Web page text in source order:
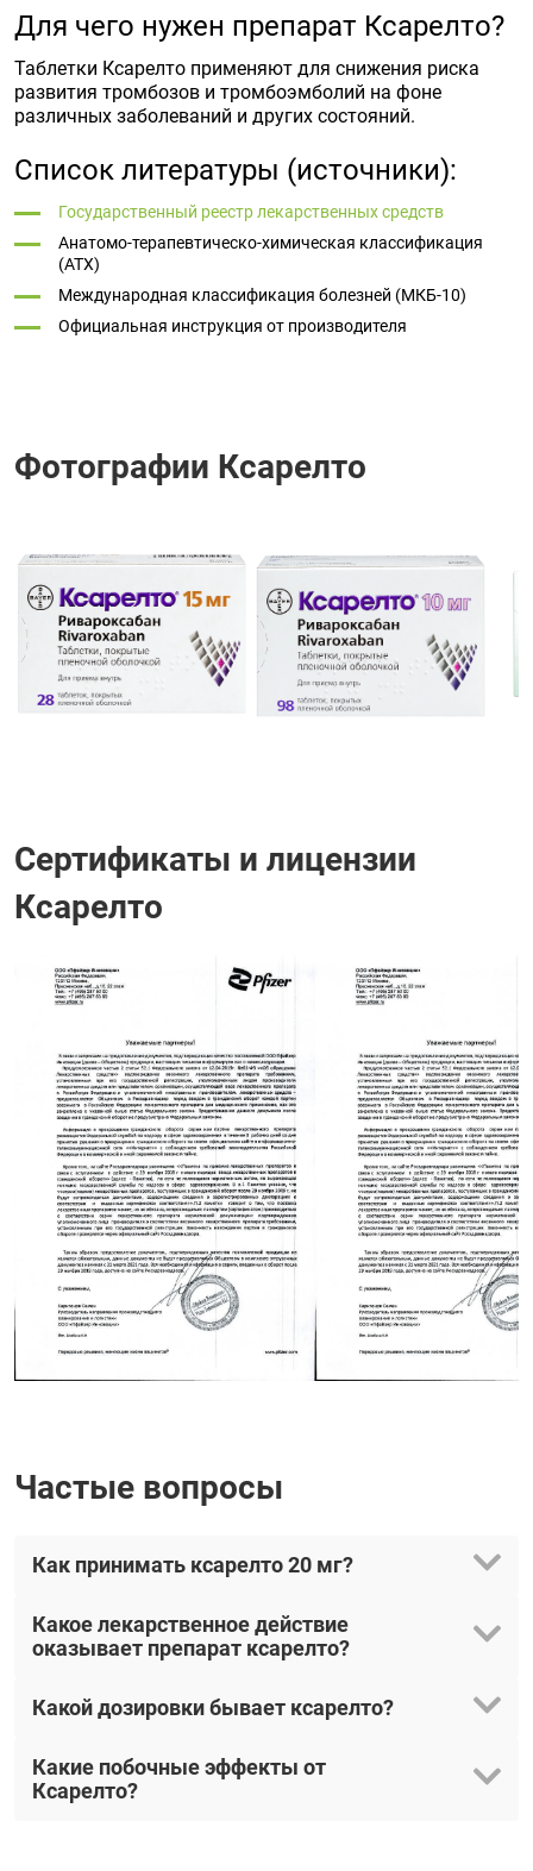
Для чего нужен препарат Ксарелто?
Таблетки Ксарелто применяют для снижения риска
развития тромбозов и тромбоэмболий на фоне
различных заболеваний и других состояний.
Список литературы (источники):
Государственный реестр лекарственных средств
Анатомо-терапевтическо-химическая классификация
(ATX)
Международная классификация болезней (МКБ-10)
Официальная инструкция от производителя
Фотографии Ксарелто
Сертификаты и лицензии
Ксарелто
Частые вопросы
Как принимать ксарелто 20 мг?
Какое лекарственное действие
оказывает препарат ксарелто?
Какой дозировки бывает ксарелто?
Какие побочные эффекты от
Ксарелто?